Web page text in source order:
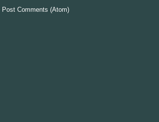
Post Comments (Atom)